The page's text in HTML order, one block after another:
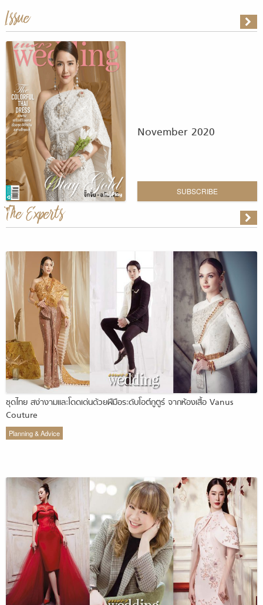
Issue
November 2020
SUBSCRIBE
The Experts
ชุดไทย สง่างามและโดดเด่นด้วยฝีมือระดับโอต์กูตูร์ จากห้องเสื้อ Vanus
Couture
Planning & Advice